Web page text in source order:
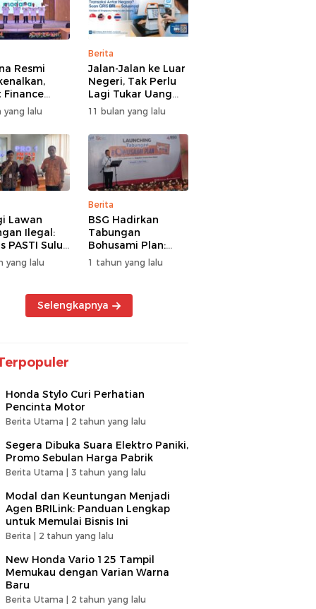
Resmi
Finance
Segmen
yang lalu
Berita
Jalan-Jalan ke Luar
Negeri, Tak Perlu
Lagi Tukar Uang
Asing – Cukup Scan
QRIS Pakai BRImo
11 bulan yang lalu
Lawan
Ilegal:
PASTI Sulut
Literasi
Kolektif
yang lalu
Berita
BSG Hadirkan
Tabungan
Bohusami Plan:
Nabung Gak Ribet,
Impian Masa Depan
1 tahun yang lalu
Selengkapnya
Honda Stylo Curi Perhatian
Pencinta Motor
Berita Utama | 2 tahun yang lalu
Segera Dibuka Suara Elektro Paniki,
Promo Sebulan Harga Pabrik
Berita Utama | 3 tahun yang lalu
Modal dan Keuntungan Menjadi
Agen BRILink: Panduan Lengkap
untuk Memulai Bisnis Ini
Berita | 2 tahun yang lalu
New Honda Vario 125 Tampil
Memukau dengan Varian Warna
Baru
Berita Utama | 2 tahun yang lalu